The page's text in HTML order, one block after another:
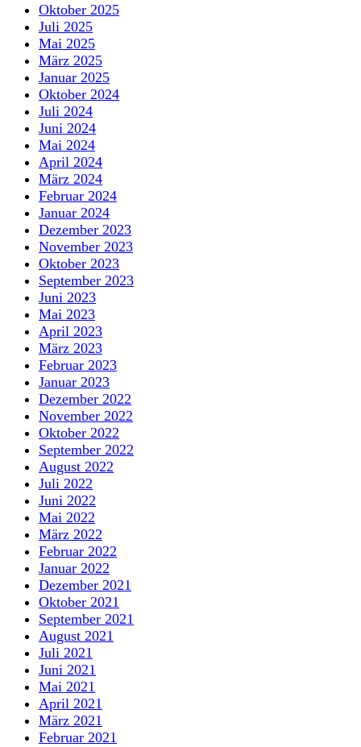
Oktober 2025
Juli 2025
Mai 2025
März 2025
Januar 2025
Oktober 2024
Juli 2024
Juni 2024
Mai 2024
April 2024
März 2024
Februar 2024
Januar 2024
Dezember 2023
November 2023
Oktober 2023
September 2023
Juni 2023
Mai 2023
April 2023
März 2023
Februar 2023
Januar 2023
Dezember 2022
November 2022
Oktober 2022
September 2022
August 2022
Juli 2022
Juni 2022
Mai 2022
März 2022
Februar 2022
Januar 2022
Dezember 2021
Oktober 2021
September 2021
August 2021
Juli 2021
Juni 2021
Mai 2021
April 2021
März 2021
Februar 2021